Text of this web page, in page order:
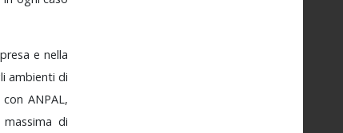
enella
ambienti di
conANPAL,
massimadi